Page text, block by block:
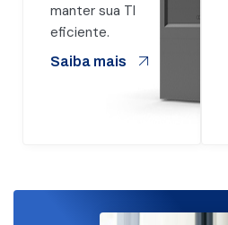
manter sua TI
eficiente.
Saiba mais